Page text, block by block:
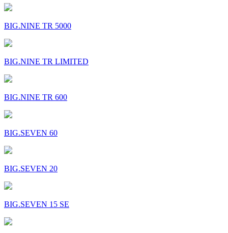
BIG.NINE TR 5000
BIG.NINE TR LIMITED
BIG.NINE TR 600
BIG.SEVEN 60
BIG.SEVEN 20
BIG.SEVEN 15 SE